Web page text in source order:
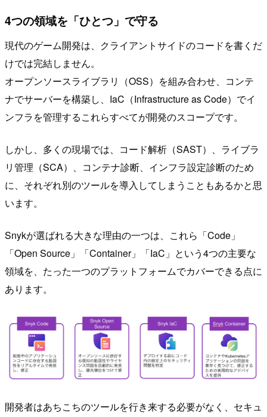
4つの領域を「ひとつ」で守る
現代のゲーム開発は、クライアントサイドのコードを書くだ
けでは完結しません。
オープンソースライブラリ（OSS）を組み合わせ、コンテ
ナでサーバーを構築し、IaC（Infrastructure as Code）でイ
ンフラを管理するこれらすべてが開発のスコープです。
しかし、多くの現場では、コード解析（SAST）、ライブラ
リ管理（SCA）、コンテナ診断、インフラ設定診断のため
に、それぞれ別のツールを導入してしまうこともあるかと思
います。
Snykが選ばれる大きな理由の一つは、これら「Code」
「Open Source」「Container」「IaC」という4つの主要な
領域を、たった一つのプラットフォームでカバーできる点に
あります。
開発者はあちこちのツールを行き来する必要がなく、セキュ